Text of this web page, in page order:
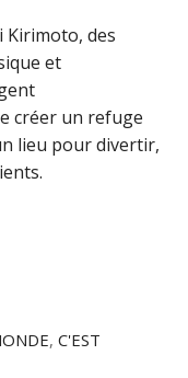
Kirimoto, des
et
créer un refuge
lieu pour divertir,
,C'EST